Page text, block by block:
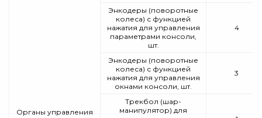
Органы управления
Энкодеры (поворотные
колеса) с функцией
нажатия для управления
параметрами консоли,
шт.
4
Энкодеры (поворотные
колеса) с функцией
нажатия для управления
окнами консоли, шт.
3
Трекбол (шар-
манипулятор) для